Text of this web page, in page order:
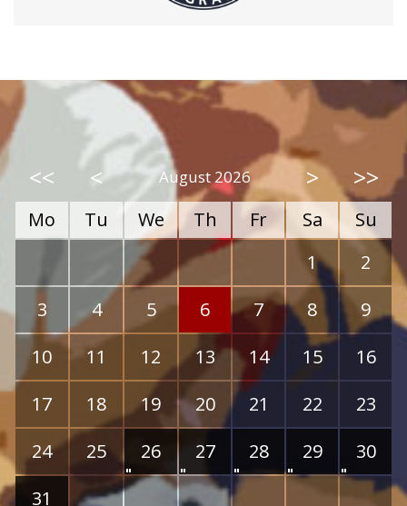
<< < August 2026 > >>
Mo Tu We Th Fr Sa
Su
1
2
3
4 5 6 7 8
9
10
11 12 13 14 15
16
17
18 19 20 21 22
23
24
25 26 27 28 29
30
31